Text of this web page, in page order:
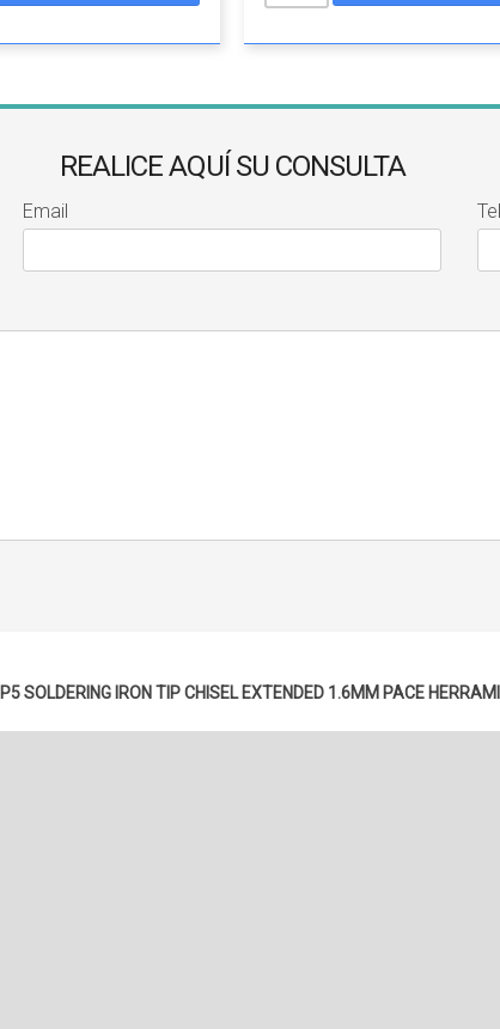
REALICE AQUÍ SU CONSULTA
Email
SOLDERING IRON TIP CHISEL EXTENDED 1.6MM PACE